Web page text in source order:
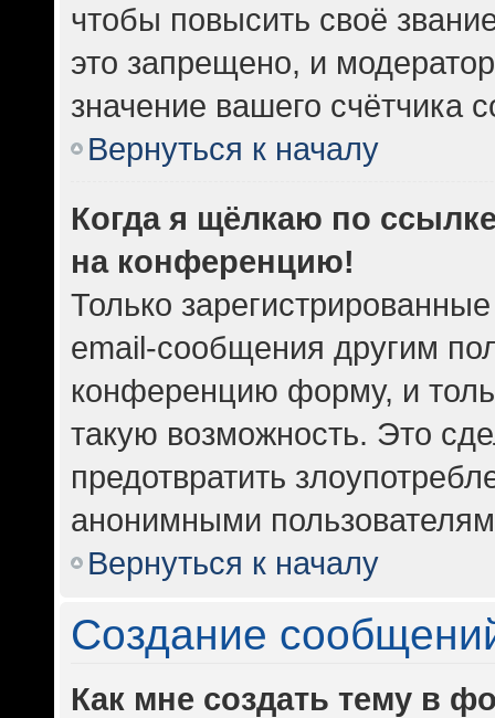
чтобы повысить своё
это запрещено, и
значение вашего счётчика
Вернуться к началу
Когда я щёлкаю по
на конференцию!
Только
email-сообщения другим
конференцию форму, и
такую возможность. Это
предотвратить
анонимными
Вернуться к началу
Создание
Как мне создать тему в